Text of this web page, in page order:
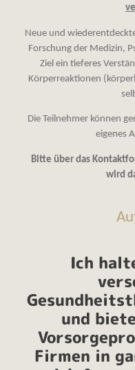
Neue und
Forschung der Medizin,
Ziel ein tieferes
Körperreaktionen
Die Teilnehmer können
eigenes
Bitte über das
wird
Ich
und
Firmen in